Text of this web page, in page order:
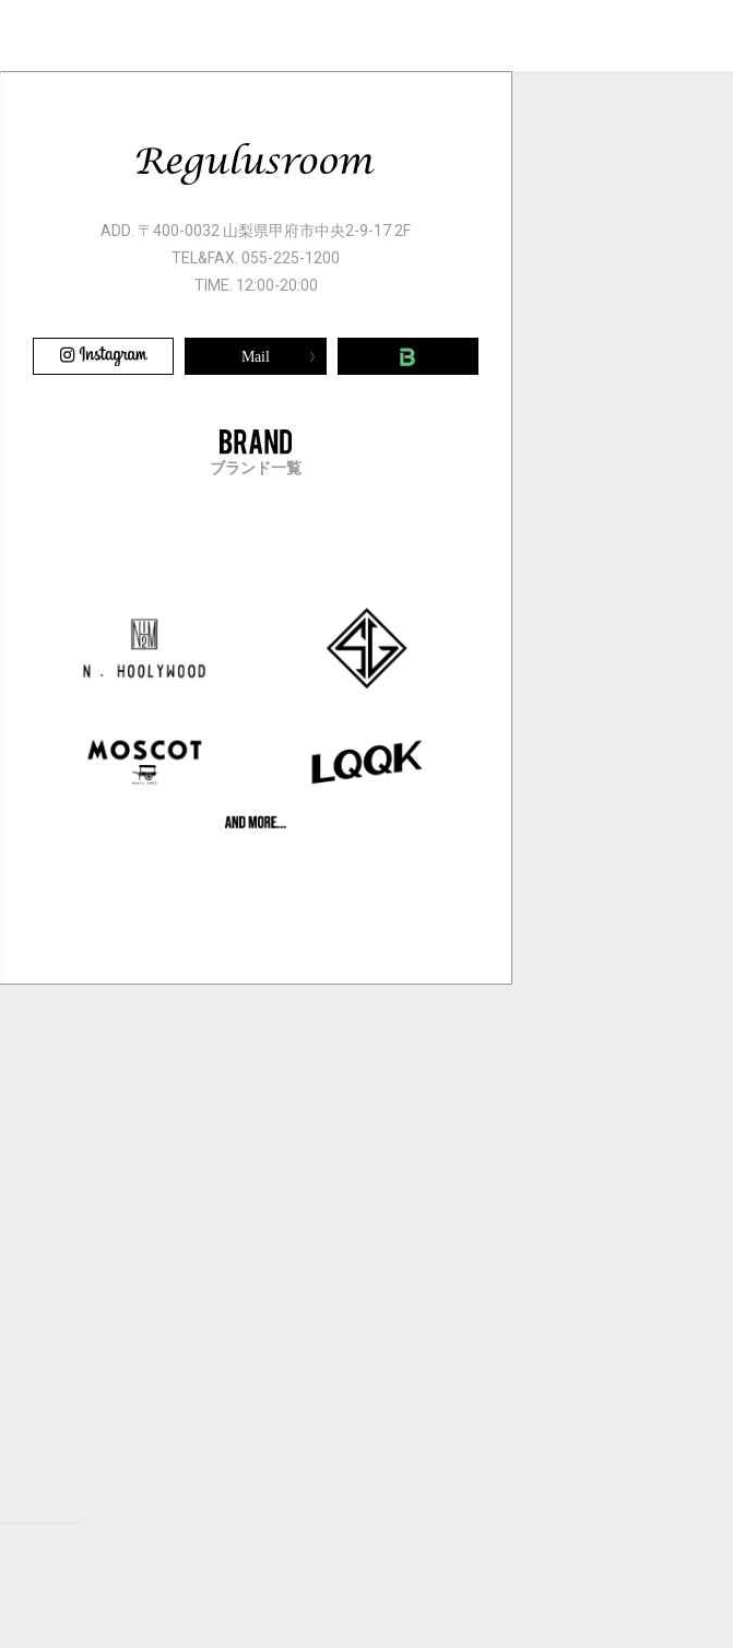
ADD. 〒400-0032 山梨県甲府市中央2-9-17 2F
TEL&FAX. 055-225-1200
TIME. 12:00-20:00
Mail
ブランド一覧